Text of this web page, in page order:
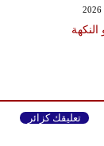
2026
النكهة
تعليقك كزائر